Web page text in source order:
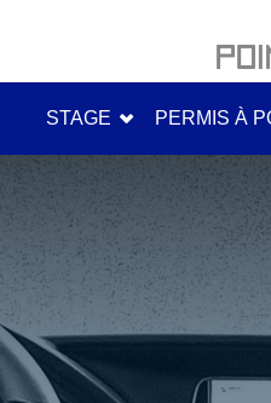
STAGE PERMIS À